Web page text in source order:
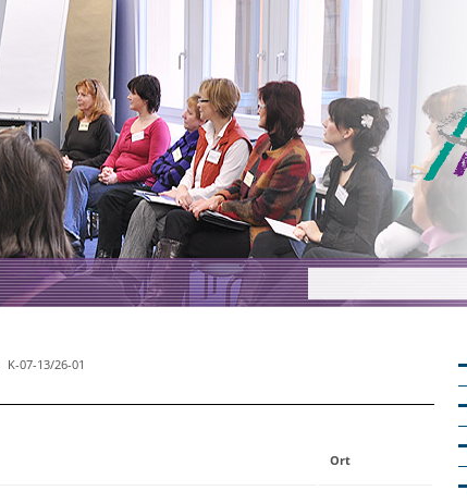
K-07-13/26-01
Ort